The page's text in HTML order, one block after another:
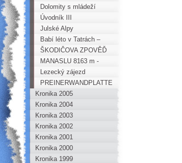
Bürschlickejch stěnách
Dolomity s mládeží
Úvodník III
Julské Alpy
Babí léto v Tatrách –
Brnčálka
ŠKODIČOVA ZPOVĚĎ
ANEB KOUZLA S ČÍSLY
MANASLU 8163 m -
report
Lezecký zájezd
HOROKROUŽKU do
italských Dolomit
PREINERWANDPLATTE
- MEGARAJBÁK V
OBLACÍCH
Kronika 2005
Kronika 2004
Kronika 2003
Kronika 2002
Kronika 2001
Kronika 2000
Kronika 1999